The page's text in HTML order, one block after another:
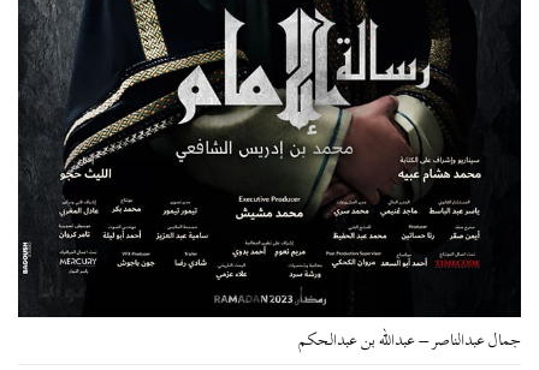
جمال عبدالناصر – عبدالله بن عبدالحكم